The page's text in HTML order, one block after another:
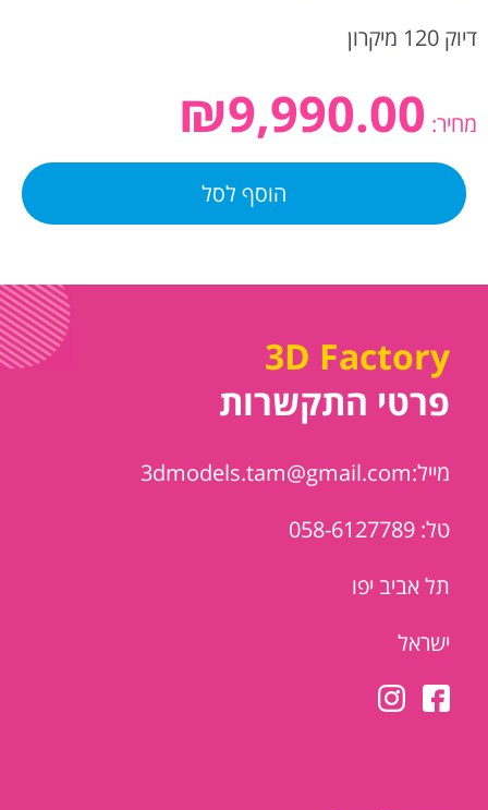
דיוק 120 מיקרון
מחיר: ₪9,990.00
הוסף לסל
3D Factory
פרטי התקשרות
מייל:3dmodels.tam@gmail.com
טל: 058-6127789
תל אביב יפו
ישראל